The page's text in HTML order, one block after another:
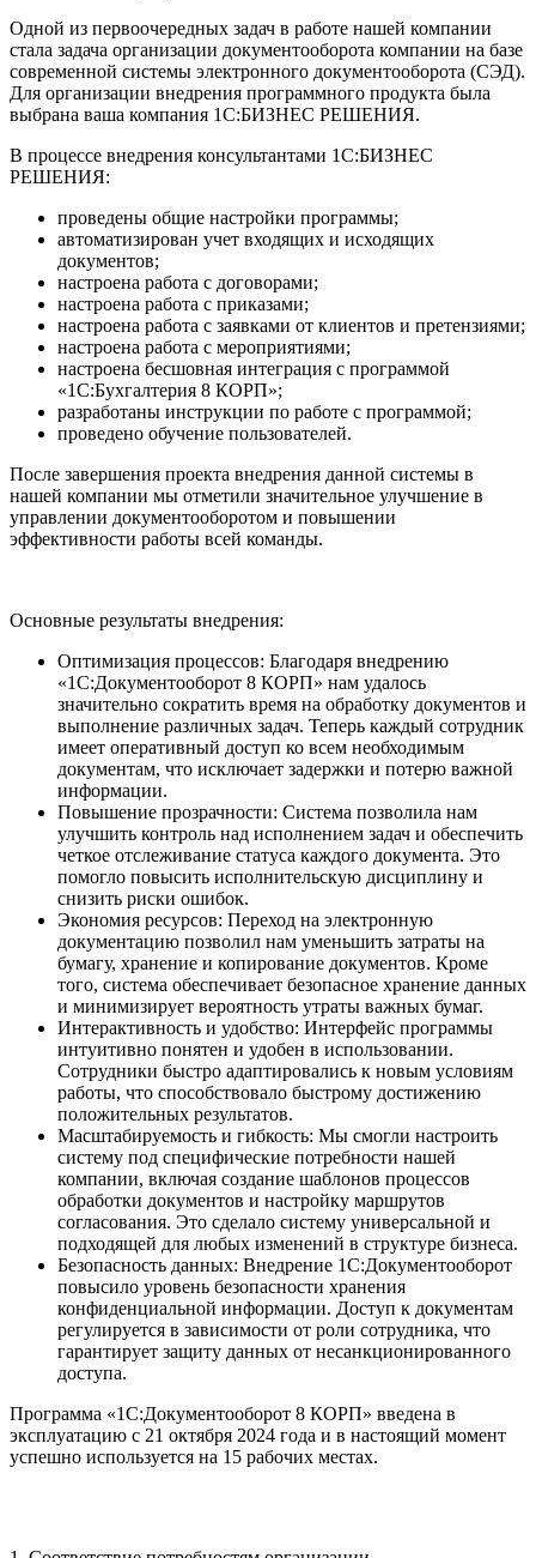
Одной из первоочередных задач в работе нашей компании
стала задача организации документооборота компании на базе
современной системы электронного документооборота (СЭД).
Для организации внедрения программного продукта была
выбрана ваша компания 1С:БИЗНЕС РЕШЕНИЯ.
В процессе внедрения консультантами 1С:БИЗНЕС
РЕШЕНИЯ:
проведены общие настройки программы;
автоматизирован учет входящих и исходящих
документов;
настроена работа с договорами;
настроена работа с приказами;
настроена работа с заявками от клиентов и претензиями;
настроена работа с мероприятиями;
настроена бесшовная интеграция с программой
«1С:Бухгалтерия 8 КОРП»;
разработаны инструкции по работе с программой;
проведено обучение пользователей.
После завершения проекта внедрения данной системы в
нашей компании мы отметили значительное улучшение в
управлении документооборотом и повышении
эффективности работы всей команды.
Основные результаты внедрения:
Оптимизация процессов: Благодаря внедрению
«1С:Документооборот 8 КОРП» нам удалось
значительно сократить время на обработку документов и
выполнение различных задач. Теперь каждый сотрудник
имеет оперативный доступ ко всем необходимым
документам, что исключает задержки и потерю важной
информации.
Повышение прозрачности: Система позволила нам
улучшить контроль над исполнением задач и обеспечить
четкое отслеживание статуса каждого документа. Это
помогло повысить исполнительскую дисциплину и
снизить риски ошибок.
Экономия ресурсов: Переход на электронную
документацию позволил нам уменьшить затраты на
бумагу, хранение и копирование документов. Кроме
того, система обеспечивает безопасное хранение данных
и минимизирует вероятность утраты важных бумаг.
Интерактивность и удобство: Интерфейс программы
интуитивно понятен и удобен в использовании.
Сотрудники быстро адаптировались к новым условиям
работы, что способствовало быстрому достижению
положительных результатов.
Масштабируемость и гибкость: Мы смогли настроить
систему под специфические потребности нашей
компании, включая создание шаблонов процессов
обработки документов и настройку маршрутов
согласования. Это сделало систему универсальной и
подходящей для любых изменений в структуре бизнеса.
Безопасность данных: Внедрение 1С:Документооборот
повысило уровень безопасности хранения
конфиденциальной информации. Доступ к документам
регулируется в зависимости от роли сотрудника, что
гарантирует защиту данных от несанкционированного
доступа.
Программа «1С:Документооборот 8 КОРП» введена в
эксплуатацию с 21 октября 2024 года и в настоящий момент
успешно используется на 15 рабочих местах.